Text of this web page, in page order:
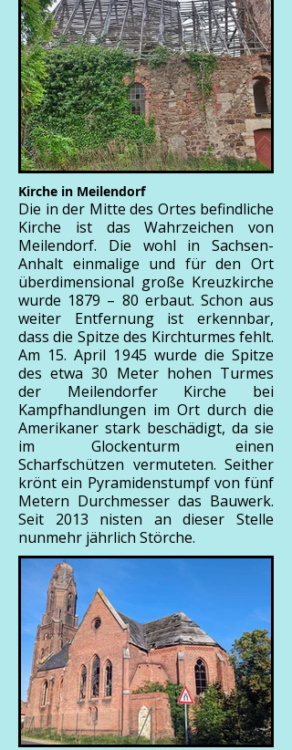
Kirche in Meilendorf
Die in der Mitte des Ortes befindliche
Kirche ist das Wahrzeichen von
Meilendorf. Die wohl in Sachsen-
Anhalt einmalige und für den Ort
überdimensional große Kreuzkirche
wurde 1879 – 80 erbaut. Schon aus
weiter Entfernung ist erkennbar,
dass die Spitze des Kirchturmes fehlt.
Am 15. April 1945 wurde die Spitze
des etwa 30 Meter hohen Turmes
der Meilendorfer Kirche bei
Kampfhandlungen im Ort durch die
Amerikaner stark beschädigt, da sie
im Glockenturm einen
Scharfschützen vermuteten. Seither
krönt ein Pyramidenstumpf von fünf
Metern Durchmesser das Bauwerk.
Seit 2013 nisten an dieser Stelle
nunmehr jährlich Störche.